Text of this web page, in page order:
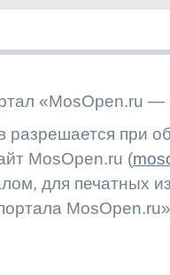
«MosOpen.ru —
при
MosOpen.ru (
для печатных